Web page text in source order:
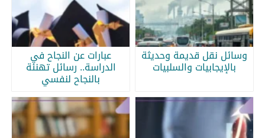
وسائل نقل قديمة وحديثة
بالإيجابيات والسلبيات
عبارات عن النجاح في
الدراسة.. رسائل تهنئة
بالنجاح لنفسي